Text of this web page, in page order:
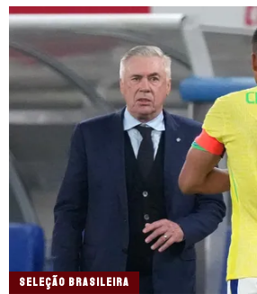
SELEÇÃO BRASILEIRA